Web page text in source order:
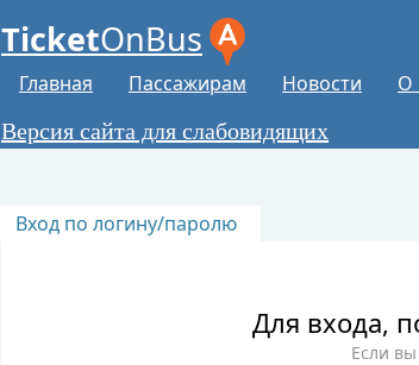
TicketOnBus
Главная Пассажирам Новости О
Версия сайта для слабовидящих
Вход по логину/паролю
Для входа,
Если